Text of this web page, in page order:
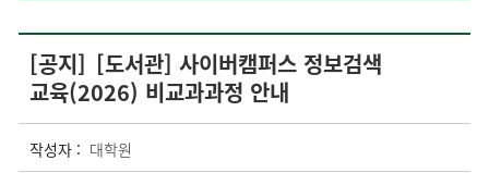
[공지] [도서관] 사이버캠퍼스 정보검색
교육(2026) 비교과과정 안내
작성자 : 대학원